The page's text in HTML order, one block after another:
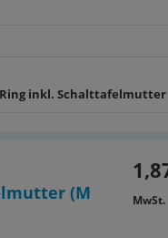
inkl. Schalttafelmutter
(M
MwSt.